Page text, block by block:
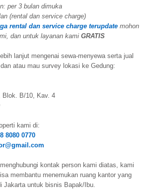
per 3 bulan dimuka
(rental dan service charge)
rental dan service charge terupdate mohon
dan untuk layanan kami GRATIS
lanjut mengenai sewa-menyewa serta jual
atau mau survey lokasi ke Gedung:
Blok. B/10, Kav. 4
kami di:
8080 0770
kontak person kami diatas, kami
membantu menemukan ruang kantor yang
Jakarta untuk bisnis Bapak/Ibu.